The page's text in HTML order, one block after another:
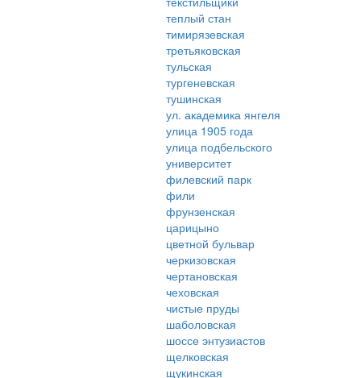
теплый стан
тимирязевская
третьяковская
тульская
тургеневская
тушинская
ул. академика янгеля
улица 1905 года
улица подбельского
университет
филевский парк
фили
фрунзенская
царицыно
цветной бульвар
черкизовская
чертановская
чеховская
чистые пруды
шаболовская
шоссе энтузиастов
щелковская
щукинская